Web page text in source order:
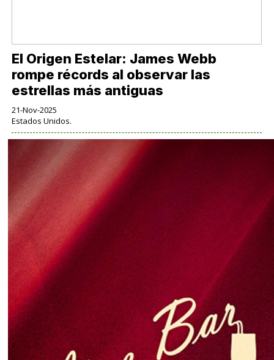
El Origen Estelar: James Webb
rompe récords al observar las
estrellas más antiguas
21-Nov-2025
Estados Unidos.